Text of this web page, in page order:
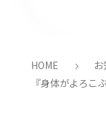
HOME
『身体がよろこ